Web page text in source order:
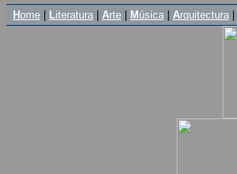
Home Literatura Arte M úsica Arquitectura